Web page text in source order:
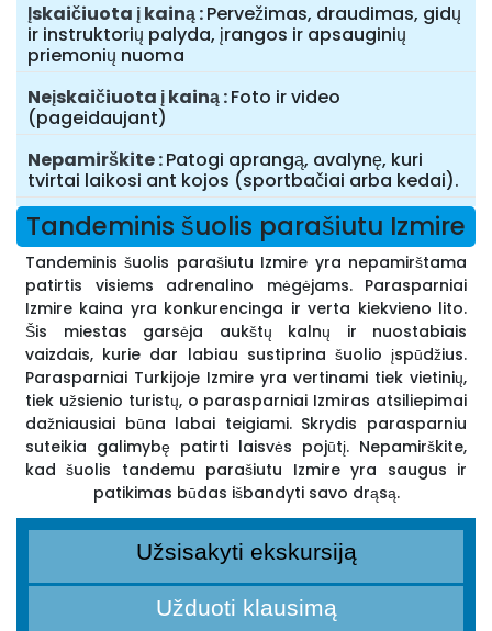
Įskaičiuota į kainą Pervežimas, draudimas, gidų
ir instruktorių palyda, įrangos ir apsauginių
priemonių nuoma
Neįskaičiuota į kainą Foto ir video
(pageidaujant)
Nepamirškite Patogi aprangą, avalynę, kuri
tvirtai laikosi ant kojos (sportbačiai arba kedai).
Tandeminis šuolis parašiutu Izmire
Tandeminis šuolis parašiutu Izmire yra nepamirštama
patirtis visiems adrenalino mėgėjams. Parasparniai
Izmire kaina yra konkurencinga ir verta kiekvieno lito.
Šis miestas garsėja aukštų kalnų ir nuostabiais
vaizdais, kurie dar labiau sustiprina šuolio įspūdžius.
Parasparniai Turkijoje Izmire yra vertinami tiek vietinių,
tiek užsienio turistų, o parasparniai Izmiras atsiliepimai
dažniausiai būna labai teigiami. Skrydis parasparniu
suteikia galimybę patirti laisvės pojūtį. Nepamirškite,
kad šuolis tandemu parašiutu Izmire yra saugus ir
patikimas būdas išbandyti savo drąsą.
Užsisakyti ekskursiją
Užduoti klausimą